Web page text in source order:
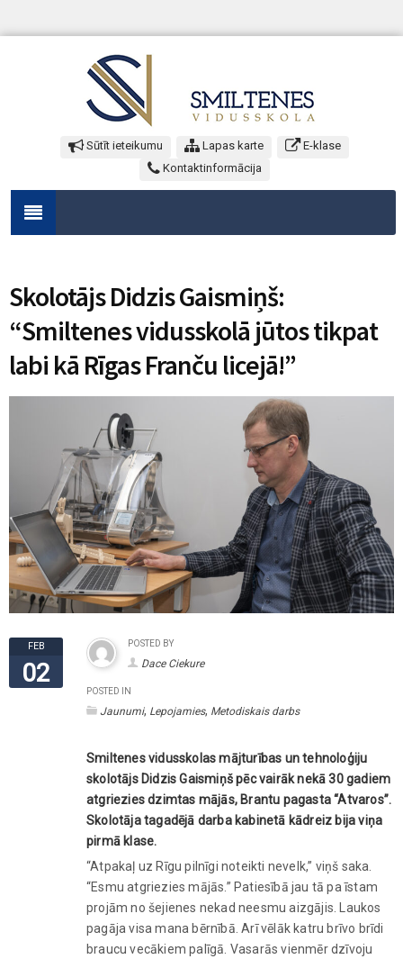
Sūtīt ieteikumu Lapas karte
E-klase
Kontaktinformācija
Skolotājs Didzis Gaismiņš:
“Smiltenes vidusskolā jūtos tikpat
labi kā Rīgas Franču licejā!”
FEB
02
POSTED BY
Dace Ciekure
POSTED IN
Jaunumi, Lepojamies, Metodiskais darbs
Smiltenes vidusskolas mājturības un tehnoloģiju
skolotājs Didzis Gaismiņš pēc vairāk nekā 30 gadiem
atgriezies dzimtas mājās, Brantu pagasta “Atvaros”.
Skolotāja tagadējā darba kabinetā kādreiz bija viņa
pirmā klase.
“Atpakaļ uz Rīgu pilnīgi noteikti nevelk,” viņš saka.
“Esmu atgriezies mājās.” Patiesībā jau tā pa īstam
projām no šejienes nekad neesmu aizgājis. Laukos
pagāja visa mana bērnībā. Arī vēlāk katru brīvo brīdi
braucu vecākiem palīgā. Vasarās vienmēr dzīvoju